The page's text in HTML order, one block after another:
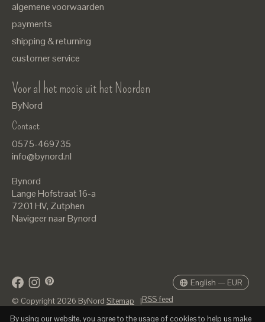
algemene voorwaarden
payments
shipping & returning
customer service
Voor al het moois uit het Noorden
ByNord
Contact
0575-469735
info@bynord.nl
Bynord
Lange Hofstraat 16-a
7201 HV, Zutphen
Navigeer naar Bynord
© Copyright 2026 ByNord Sitemap |RSS feed
English — EUR
By using our website, you agree to the usage of cookies to help us make